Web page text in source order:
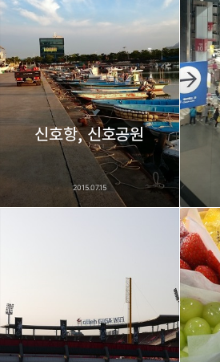
신호항, 신호공원
2015.07.15